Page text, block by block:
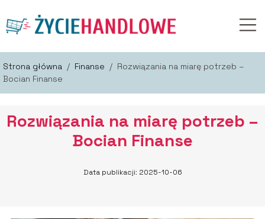
Strona główna / Finanse / Rozwiązania na miarę potrzeb –
Bocian Finanse
Rozwiązania na miarę potrzeb –
Bocian Finanse
Data publikacji: 2025-10-06